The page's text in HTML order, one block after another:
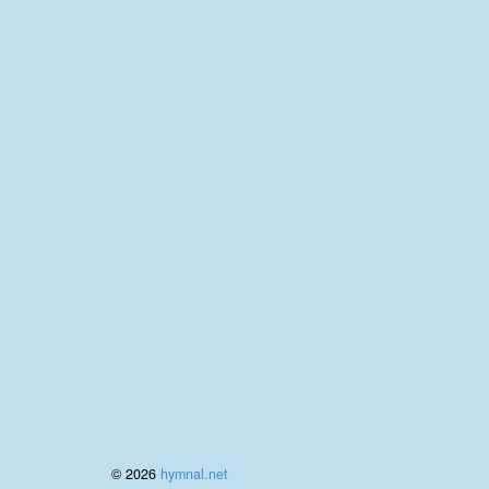
© 2026 hymnal.net